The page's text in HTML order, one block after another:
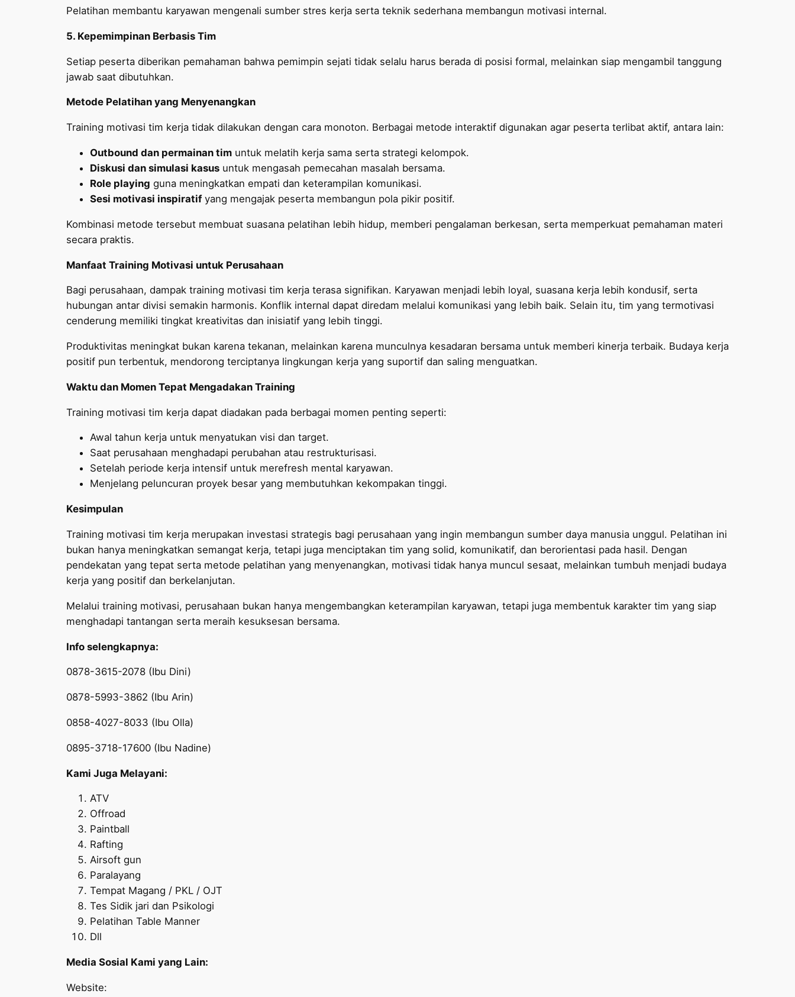
Pelatihan membantu karyawan mengenali sumber stres kerja serta teknik sederhana membangun motivasi internal.
5. Kepemimpinan Berbasis Tim
Setiap peserta diberikan pemahaman bahwa pemimpin sejati tidak selalu harus berada di posisi formal, melainkan siap mengambil tanggung
jawab saat dibutuhkan.
Metode Pelatihan yang Menyenangkan
Training motivasi tim kerja tidak dilakukan dengan cara monoton. Berbagai metode interaktif digunakan agar peserta terlibat aktif, antara lain:
Outbound dan permainan tim untuk melatih kerja sama serta strategi kelompok.
Diskusi dan simulasi kasus untuk mengasah pemecahan masalah bersama.
Role playing guna meningkatkan empati dan keterampilan komunikasi.
Sesi motivasi inspiratifyang mengajak peserta membangun pola pikir positif.
Kombinasi metode tersebut membuat suasana pelatihan lebih hidup, memberi pengalaman berkesan, serta memperkuat pemahaman materi
secara praktis.
Manfaat Training Motivasi untuk Perusahaan
Bagi perusahaan, dampak training motivasi tim kerja terasa signifikan. Karyawan menjadi lebih loyal, suasana kerja lebih kondusif, serta
hubungan antar divisi semakin harmonis. Konflik internal dapat diredam melalui komunikasi yang lebih baik. Selain itu, tim yang termotivasi
cenderung memiliki tingkat kreativitas dan inisiatif yang lebih tinggi.
Produktivitas meningkat bukan karena tekanan, melainkan karena munculnya kesadaran bersama untuk memberi kinerja terbaik. Budaya kerja
positif pun terbentuk, mendorong terciptanya lingkungan kerja yang suportif dan saling menguatkan.
Waktu dan Momen Tepat Mengadakan Training
Training motivasi tim kerja dapat diadakan pada berbagai momen penting seperti:
Awal tahun kerja untuk menyatukan visi dan target.
Saat perusahaan menghadapi perubahan atau restrukturisasi.
Setelah periode kerja intensif untuk merefresh mental karyawan.
Menjelang peluncuran proyek besar yang membutuhkan kekompakan tinggi.
Kesimpulan
Training motivasi tim kerja merupakan investasi strategis bagi perusahaan yang ingin membangun sumber daya manusia unggul. Pelatihan ini
bukan hanya meningkatkan semangat kerja, tetapi juga menciptakan tim yang solid, komunikatif, dan berorientasi pada hasil. Dengan
pendekatan yang tepat serta metode pelatihan yang menyenangkan, motivasi tidak hanya muncul sesaat, melainkan tumbuh menjadi budaya
kerja yang positif dan berkelanjutan.
Melalui training motivasi, perusahaan bukan hanya mengembangkan keterampilan karyawan, tetapi juga membentuk karakter tim yang siap
menghadapi tantangan serta meraih kesuksesan bersama.
Info selengkapnya:
0878-3615-2078 (Ibu Dini)
0878-5993-3862 (Ibu Arin)
0858-4027-8033 (Ibu Olla)
0895-3718-17600 (Ibu Nadine)
Kami Juga Melayani:
ATV
Offroad
Paintball
Rafting
Airsoft gun
Paralayang
Tempat Magang / PKL / OJT
Tes Sidik jari dan Psikologi
Pelatihan Table Manner
Dll
Media Sosial Kami yang Lain:
Website: